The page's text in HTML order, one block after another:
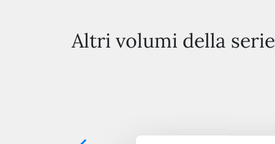
Altri volumi della serie